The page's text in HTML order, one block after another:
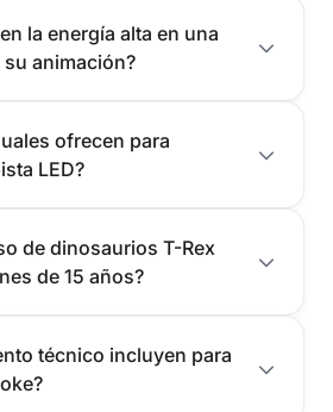
la energía alta en una
animación?
ofrecen para
LED?
de dinosaurios T-Rex
de 15 años?
técnico incluyen para